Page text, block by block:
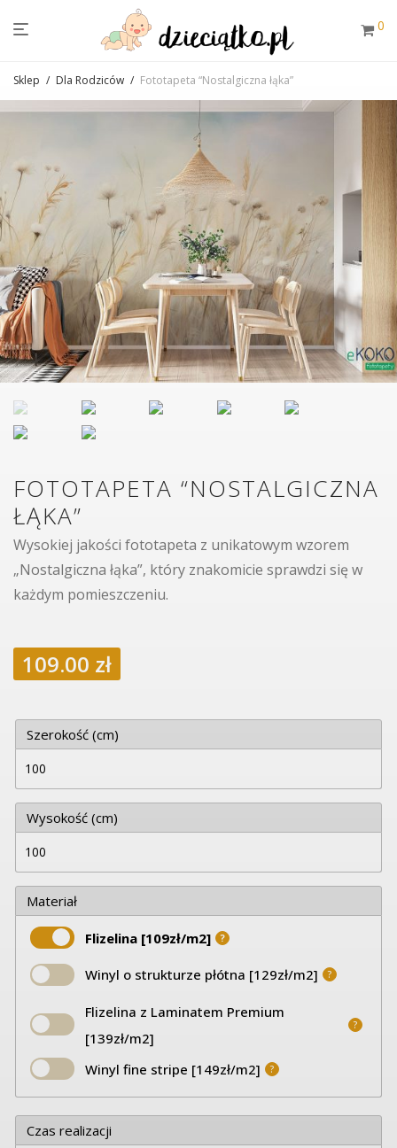
0
Sklep / Dla Rodziców / Fototapeta “Nostalgiczna łąka”
FOTOTAPETA “NOSTALGICZNA
ŁĄKA”
Wysokiej jakości fototapeta z unikatowym wzorem
„Nostalgiczna łąka”, który znakomicie sprawdzi się w
każdym pomieszczeniu.
109.00 zł
Szerokość (cm)
Wysokość (cm)
Materiał
Flizelina [109zł/m2] ?
Winyl o strukturze płótna [129zł/m2] ?
Flizelina z Laminatem Premium
[139zł/m2]
?
Winyl fine stripe [149zł/m2] ?
Czas realizacji